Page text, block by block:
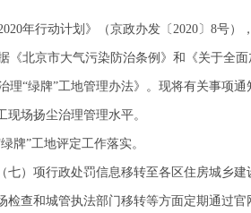
年行动计划》（京政办发〔2020〕8号）
北京市大气污染防治条例》和《关于全
“绿牌”工地管理办法》。现将有关事项通
场扬尘治理管理水平。
”工地评定工作落实。
）项行政处罚信息移转至各区住房城乡建
查和城管执法部门移转等方面定期通过官